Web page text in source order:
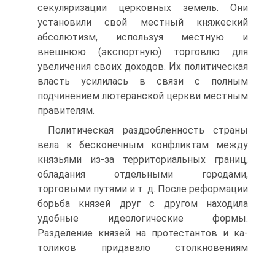
секуляризации церковных земель. Они
установили свой местный княжеский
абсолютизм, используя местную и
внешнюю (экспортную) торгов­лю для
увеличения своих доходов. Их политическая
власть усилилась в связи с полным
подчинением лю­теранской церкви местным
правителям.
Политическая раздробленность страны
вела к бес­конечным конфликтам между
князьями из-за террито­риальных границ,
обладания отдельными городами,
торговыми путями и т. д. После реформации
борьба князей друг с другом находила
удобные идеологиче­ские формы.
Разделение князей на протестантов и ка­
толиков придавало столкновениям